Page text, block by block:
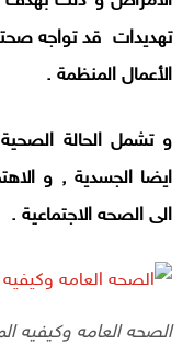
تهديدات قد تواجه
الأعمال المنظمة .
و تشمل الحالة
ايضا الجسدية , و
الى الصحه الاجتماعية .
الصحه العامه وكيفيه